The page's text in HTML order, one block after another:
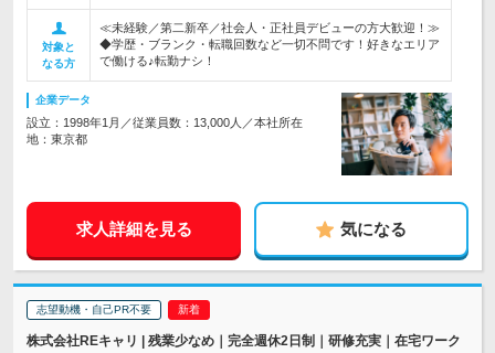
対象と
なる方
≪未経験／第二新卒／社会人・正社員デビューの方大歓迎！≫
◆学歴・ブランク・転職回数など一切不問です！好きなエリア
で働ける♪転勤ナシ！
企業データ
設立：1998年1月／従業員数：13,000人／本社所在
地：東京都
求人詳細を見る 気になる
志望動機・自己PR不要
株式会社REキャリ | 残業少なめ｜完全週休2日制｜研修充実｜在宅ワーク